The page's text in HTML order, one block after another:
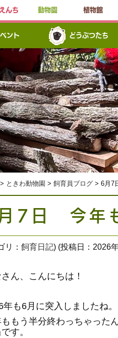
んち 動物園 植物館
ント どうぶつたち
> ときわ動物園 > 飼育員ブログ > 6月7
7日 今年
リ： 飼育日記) (投稿日：2026
ん、こんにちは！
年も6月に突入しましたね。
もう半分終わっちゃった
す。